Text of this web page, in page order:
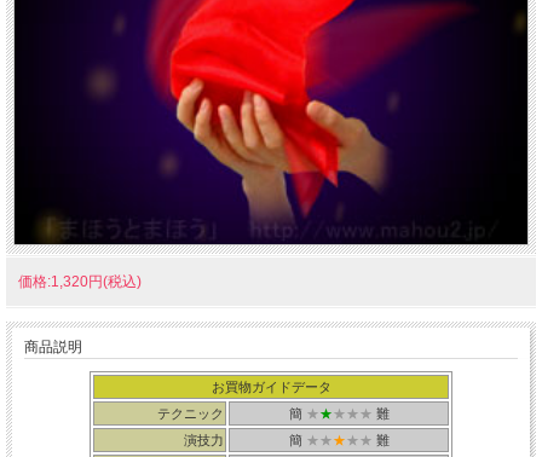
価格:1,320円(税込)
商品説明
お買物ガイドデータ
テクニック
簡 ★★★★★ 難
演技力
簡 ★★★★★ 難